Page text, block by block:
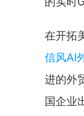
在开拓
信风AI
进的外
国企业